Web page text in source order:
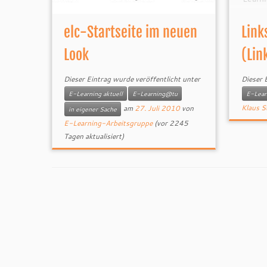
elc-Startseite im neuen
Look
Dieser Eintrag wurde veröffentlicht unter
E-Learning aktuell
E-Learning@tu
in eigener Sache
am 27. Juli 2010 von
E-Learning-Arbeitsgruppe(vor 2245
Tagen aktualisiert)
von
Die
Dieser
E-
Klaus